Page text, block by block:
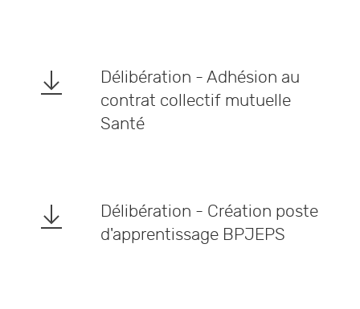
Délibération - Adhésion au
contrat collectif mutuelle
Santé
Délibération - Création poste
d'apprentissage BPJEPS